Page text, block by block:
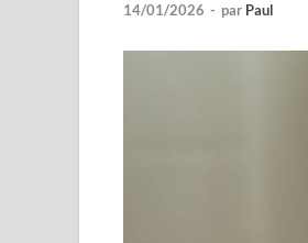
14/01/2026 - par Paul